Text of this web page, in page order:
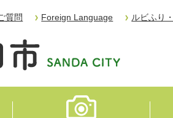
質問 Foreign Language ルビふり